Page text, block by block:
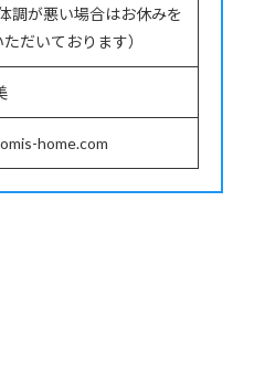
調が悪い場合はお休みを
だいております）
home.com